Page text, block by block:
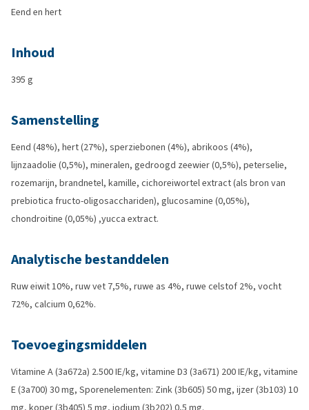
Eend en hert
Inhoud
395 g
Samenstelling
Eend (48%), hert (27%), sperziebonen (4%), abrikoos (4%),
lijnzaadolie (0,5%), mineralen, gedroogd zeewier (0,5%), peterselie,
rozemarijn, brandnetel, kamille, cichoreiwortel extract (als bron van
prebiotica fructo-oligosacchariden), glucosamine (0,05%),
chondroitine (0,05%) ,yucca extract.
Analytische bestanddelen
Ruw eiwit 10%, ruw vet 7,5%, ruwe as 4%, ruwe celstof 2%, vocht
72%, calcium 0,62%.
Toevoegingsmiddelen
Vitamine A (3a672a) 2.500 IE/kg, vitamine D3 (3a671) 200 IE/kg, vitamine
E (3a700) 30 mg, Sporenelementen: Zink (3b605) 50 mg, ijzer (3b103) 10